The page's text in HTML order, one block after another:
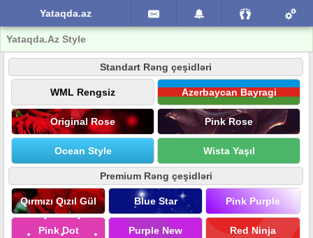
Yataqda.az
Yataqda.Az Style
Standart Rəng çeşidləri
WML Rengsiz Azerbaycan Bayragi
Original Rose Pink Rose
Ocean Style Wista Yaşıl
Premium Rəng çeşidləri
Qırmızı Qızıl Gül Blue Star Pink Purple
Pink Dot Purple New Red Ninja